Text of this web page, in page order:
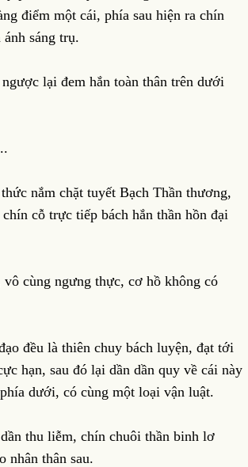
điểm một cái, phía sau hiện ra chín
sáng trụ.
lại đem hắn toàn thân trên dưới
nắm chặt tuyết Bạch Thần thương,
cỗ trực tiếp bách hắn thần hồn đại
vô cùng ngưng thực, cơ hồ không có
đều là thiên chuy bách luyện, đạt tới
hạn, sau đó lại dần dần quy về cái này
dưới, có cùng một loại vận luật.
thu liễm, chín chuôi thần binh lơ
nhân thân sau.